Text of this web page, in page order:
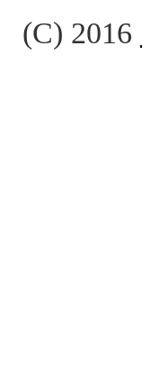
(C) 2016